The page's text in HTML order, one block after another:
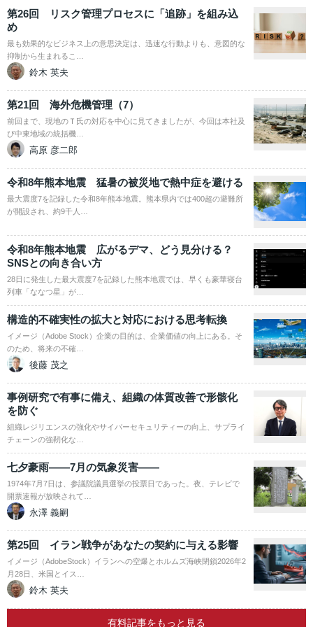
第26回 リスク管理プロセスに「追跡」を組み込
め
最も効果的なビジネス上の意思決定は、迅速な行動よりも、意図的な
抑制から生まれるこ…
鈴木 英夫
第21回 海外危機管理（7）
前回まで、現地のＴ氏の対応を中心に見てきましたが、今回は本社及
び中東地域の統括機…
高原 彦二郎
令和8年熊本地震 猛暑の被災地で熱中症を避ける
最大震度7を記録した令和8年熊本地震。熊本県内では400超の避難所
が開設され、約9千人…
令和8年熊本地震 広がるデマ、どう見分ける？
SNSとの向き合い方
28日に発生した最大震度7を記録した熊本地震では、早くも豪華寝台
列車「ななつ星」が…
構造的不確実性の拡大と対応における思考転換
イメージ（Adobe Stock）企業の目的は、企業価値の向上にある。そ
のため、将来の不確…
後藤 茂之
事例研究で有事に備え、組織の体質改善で形骸化
を防ぐ
組織レジリエンスの強化やサイバーセキュリティーの向上、サプライ
チェーンの強靭化な…
七夕豪雨――7月の気象災害――
1974年7月7日は、参議院議員選挙の投票日であった。夜、テレビで
開票速報が放映されて…
永澤 義嗣
第25回 イラン戦争があなたの契約に与える影響
イメージ（AdobeStock）イランへの空爆とホルムズ海峡閉鎖2026年2
月28日、米国とイス…
鈴木 英夫
有料記事をもっと見る